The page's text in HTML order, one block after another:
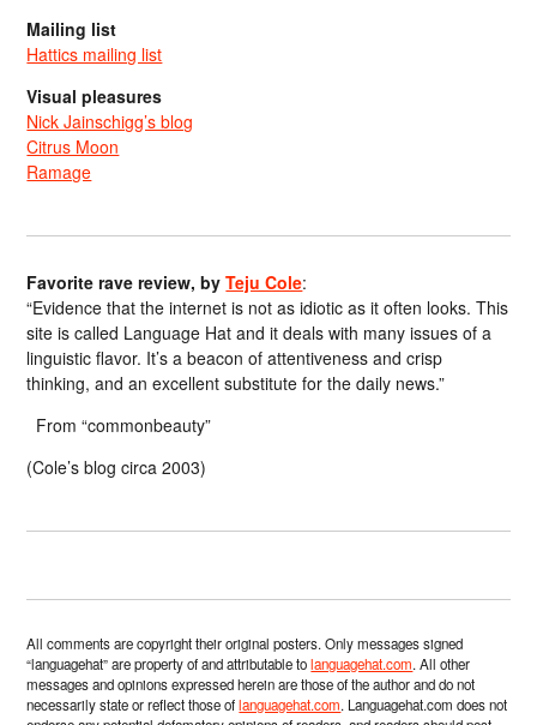
Mailing list
Hattics mailing list
Visual pleasures
Nick Jainschigg’s blog
Citrus Moon
Ramage
Favorite rave review, byTeju Cole:
“Evidence that the internet is not as idiotic as it often looks. This
site is called Language Hat and it deals with many issues of a
linguistic flavor. It’s a beacon of attentiveness and crisp
thinking, and an excellent substitute for the daily news.”
From “commonbeauty”
(Cole’s blog circa 2003)
All comments are copyright their original posters. Only messages signed
“languagehat” are property of and attributable tolanguagehat.com. All other
messages and opinions expressed herein are those of the author and do not
necessarily state or reflect those oflanguagehat.com. Languagehat.com does not